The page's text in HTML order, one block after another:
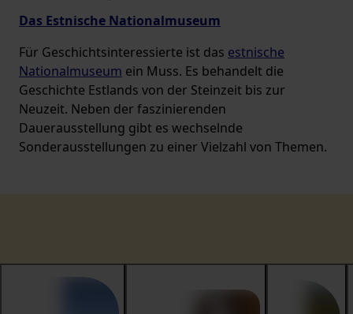
Das Estnische Nationalmuseum
Für Geschichtsinteressierte ist das estnische
Nationalmuseum ein Muss. Es behandelt die
Geschichte Estlands von der Steinzeit bis zur
Neuzeit. Neben der faszinierenden
Dauerausstellung gibt es wechselnde
Sonderausstellungen zu einer Vielzahl von Themen.